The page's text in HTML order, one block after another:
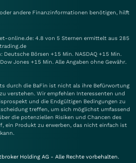
andere Finanzinformationen benötigen, hilft
online.de: 4.8 von 5 Sternen ermittelt aus 285
Börsen +15 Min. NASDAQ +15 Min.
Jones +15 Min. Alle Angaben ohne Gewähr.
durch die BaFin ist nicht als ihre Befürwortung
verstehen. Wir empfehlen Interessenten und
und die Endgültigen Bedingungen zu
treffen, um sich möglichst umfassend
die potenziellen Risiken und Chancen des
ein Produkt zu erwerben, das nicht einfach ist
Holding AG - Alle Rechte vorbehalten.